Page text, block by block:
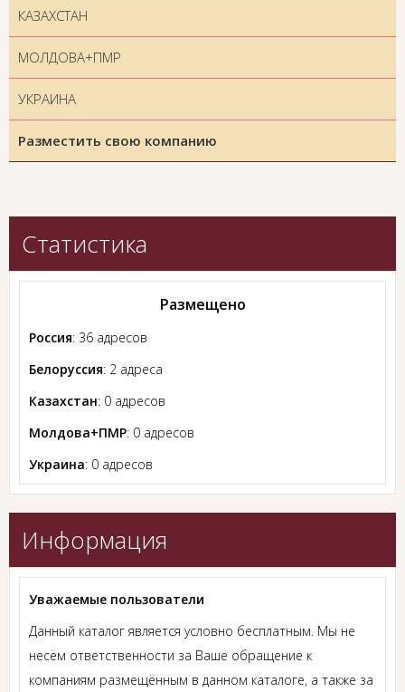
КАЗАХСТАН
МОЛДОВА+ПМР
УКРАИНА
Разместить свою компанию
Статистика
Размещено
Россия: 36 адресов
Белоруссия: 2 адреса
Казахстан: 0 адресов
Молдова+ПМР: 0 адресов
Украина: 0 адресов
Информация
Уважаемые пользователи
Данный каталог является условно бесплатным. Мы не
несём ответственности за Ваше обращение к
компаниям размещённым в данном каталоге, а также за